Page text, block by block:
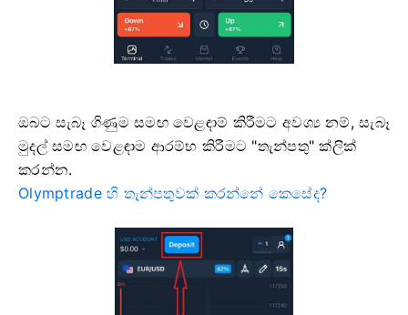
ඔබට සැබෑ ගිණුම සමඟ වෙළඳාම් කිරීමට අවශ්‍ය නම්, සැබෑ
මුදල් සමඟ වෙළඳාම ආරම්භ කිරීමට "තැන්පතු" ක්ලික්
කරන්න.
Olymptrade හි තැන්පතුවක් කරන්නේ කෙසේද?